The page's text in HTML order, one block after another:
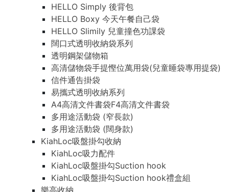
HELLO Simply 後背包
HELLO Boxy 今天午餐自己袋
HELLO Slimily 兒童撞色功課袋
闊口式透明收納袋系列
透明鋼架儲物箱
高清儲物袋手提慳位萬用袋(兒童睡袋專用提袋)
信件通告掛袋
易攜式透明收納系列
A4高清文件書袋F4高清文件書袋
多用途活動袋 (窄長款)
多用途活動袋 (闊身款)
KiahLoc吸盤掛勾收納
KiahLoc吸力配件
KiahLoc吸盤掛勾Suction hook
KiahLoc吸盤掛勾Suction hook禮盒組
樂高收納